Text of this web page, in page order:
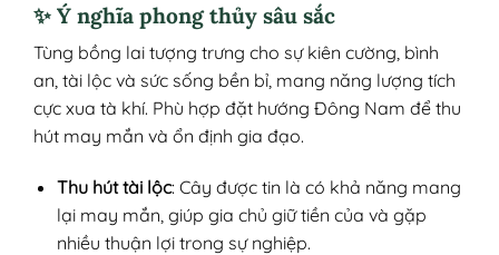
✨ Ý nghĩa phong thủy sâu sắc
Tùng bồng lai tượng trưng cho sự kiên cường, bình
an, tài lộc và sức sống bền bỉ, mang năng lượng tích
cực xua tà khí. Phù hợp đặt hướng Đông Nam để thu
hút may mắn và ổn định gia đạo.
Thu hút tài lộc: Cây được tin là có khả năng mang
lại may mắn, giúp gia chủ giữ tiền của và gặp
nhiều thuận lợi trong sự nghiệp.